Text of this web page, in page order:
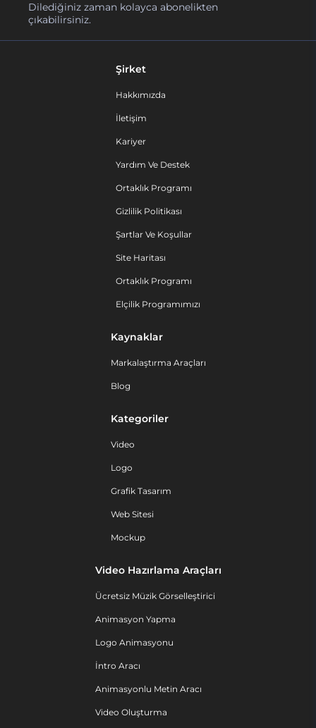
Dilediğiniz zaman kolayca abonelikten
çıkabilirsiniz.
Şirket
Hakkımızda
İletişim
Kariyer
Yardım Ve Destek
Ortaklık Programı
Gizlilik Politikası
Şartlar Ve Koşullar
Site Haritası
Ortaklık Programı
Elçilik Programımızı
Kaynaklar
Markalaştırma Araçları
Blog
Kategoriler
Video
Logo
Grafik Tasarım
Web Sitesi
Mockup
Video Hazırlama Araçları
Ücretsiz Müzik Görselleştirici
Animasyon Yapma
Logo Animasyonu
İntro Aracı
Animasyonlu Metin Aracı
Video Oluşturma